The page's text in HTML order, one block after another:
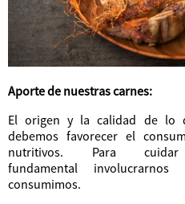
Aporte de nuestras carnes:
El origen y la calidad de lo
debemos favorecer el
nutritivos. Para
fundamental
consumimos.